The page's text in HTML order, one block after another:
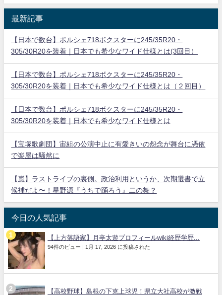
最新記事
【日本で数台】ポルシェ718ボクスターに245/35R20・
305/30R20を装着｜日本でも希少なワイド仕様とは(3回目）
【日本で数台】ポルシェ718ボクスターに245/35R20・
305/30R20を装着｜日本でも希少なワイド仕様とは（２回目）
【日本で数台】ポルシェ718ボクスターに245/35R20・
305/30R20を装着｜日本でも希少なワイド仕様とは
【宝塚歌劇団】宙組の公演中止に有愛きいの怨念が舞台に憑依
で楽屋は騒然に
【嵐】ラストライブの裏側。政治利用というか、次期選書で立
候補だよ〜！星野源『うちで踊ろう』二の舞？
今日の人気記事
【上方落語家】月亭太遊プロフィールwiki経歴学歴...
94件のビュー | 1月 17, 2026 に投稿された
【高校野球】島根の下克上球児！県立大社高校が激戦